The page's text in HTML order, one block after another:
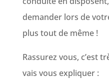
demander lors de
plus tout de même !
Rassurez vous, c’est
vais vous expliquer :